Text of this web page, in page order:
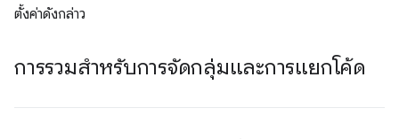
ตั้งค่าดังกล่าว
การรวมสำหรับการจัดกลุ่มและการแยกโค้ด